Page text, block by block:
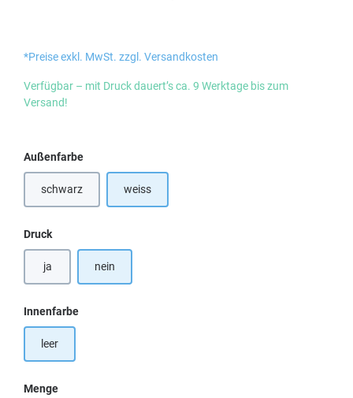
*Preise exkl. MwSt. zzgl. Versandkosten
Verfügbar – mit Druck dauert’s ca. 9 Werktage bis zum
Versand!
Außenfarbeauswählen
schwarz weiss
Druckauswählen
ja nein
Innenfarbeauswählen
leer
Menge